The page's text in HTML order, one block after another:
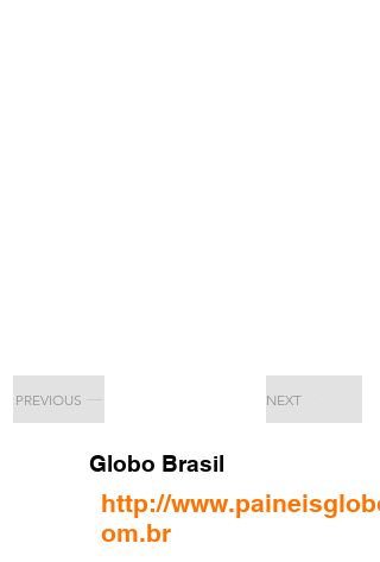
PREVIOUS NEXT
Globo Brasil
http://
om.br